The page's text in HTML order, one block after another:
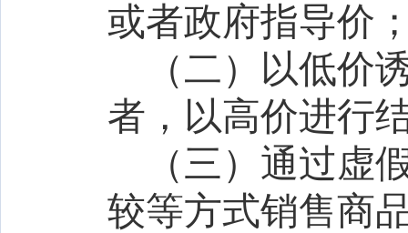
或者政府指导价
（二）以低价
者，以高价进行
（三）通过虚
较等方式销售商